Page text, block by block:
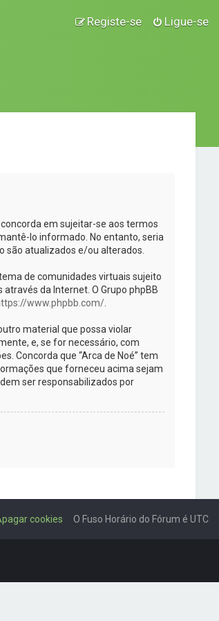
Ligue-se
Registe-se
concorda em sujeitar-se aos termos
lo informado. No entanto, seria
são atualizados e/ou alterados.
de comunidades virtuais sujeito
da Internet. O Grupo phpBB
www.phpbb.com/.
material que possa violar
e, se for necessário, com
Concorda que “Arca de Noé” tem
que forneceu acima sejam
ser responsabilizados por
O Fuso Horário do Fórum é UTC
cookies